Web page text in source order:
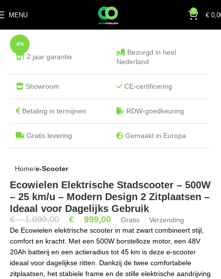
MENU
0
€
-9%
2 jaar garantie
Bezorgd in heel
Nederland
Showroom CE-certificering
Betaling in termijnen RDW-goedkeuring
Gratis levering Gemaakt in Europa
Home e-Scooter
Ecowielen Elektrische Stadscooter – 500W
– 25 km/u – Modern Design 2 Zitplaatsen –
Ideaal voor Dagelijks Gebruik
€1.099,00 € 999,00
Gratis Verzending
De Ecowielen elektrische scooter in mat zwart combineert stijl,
comfort en kracht. Met een 500W borstelloze motor, een 48V
20Ah batterij en een actieradius tot 45 km is deze e-scooter
ideaal voor dagelijkse ritten. Dankzij de twee comfortabele
zitplaatsen, het stabiele frame en de stille elektrische aandrijving